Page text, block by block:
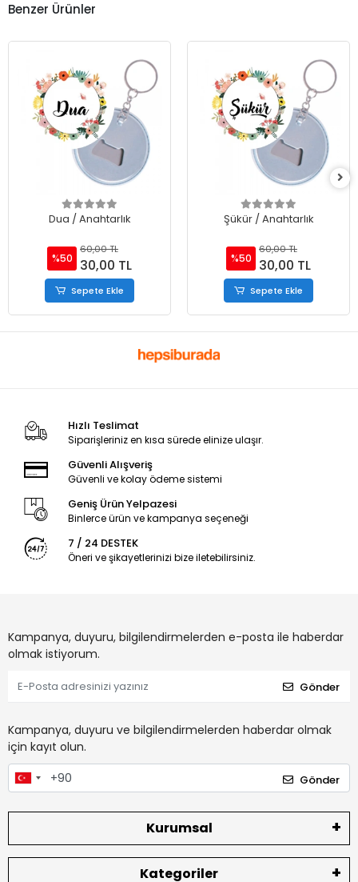
Benzer Ürünler
Dua / Anahtarlık
%50
60,00 TL
30,00 TL
Sepete Ekle
Şükür / Anahtarlık
%50
60,00 TL
30,00 TL
Sepete Ekle
Hızlı Teslimat
Siparişleriniz en kısa sürede elinize ulaşır.
Güvenli Alışveriş
Güvenli ve kolay ödeme sistemi
Geniş Ürün Yelpazesi
Binlerce ürün ve kampanya seçeneği
7 / 24 DESTEK
Öneri ve şikayetlerinizi bize iletebilirsiniz.
Kampanya, duyuru, bilgilendirmelerden e-posta ile haberdar
olmak istiyorum.
Gönder
Kampanya, duyuru ve bilgilendirmelerden haberdar olmak
için kayıt olun.
Gönder
Kurumsal
Kategoriler